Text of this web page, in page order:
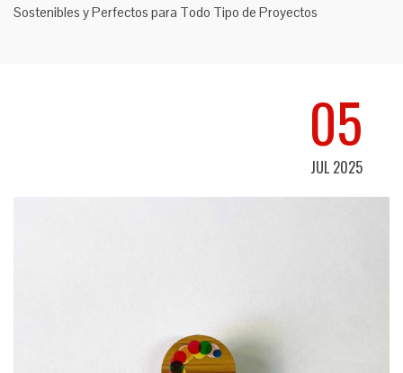
Sostenibles y Perfectos para Todo Tipo de Proyectos
05
JUL 2025